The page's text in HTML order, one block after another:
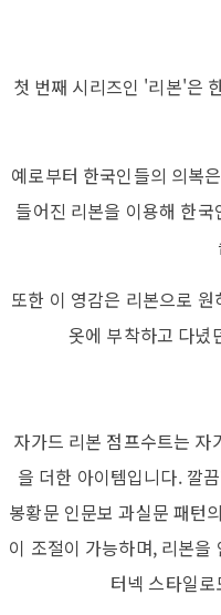
첫 번째 시리즈인 '리본'은
예로부터 한국인들의 의복
들어진 리본을 이용해 한
또한 이 영감은 리본으로
옷에 부착하고 다녔
자가드 리본 점프수트는 자
을 더한 아이템입니다. 깔
봉황문 인문보 과실문 패턴
이 조절이 가능하며, 리본
터넥 스타일